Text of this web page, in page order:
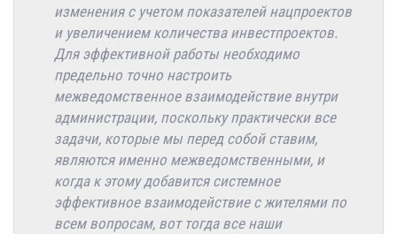
изменения с учетом показателей нацпроектов
и увеличением количества инвестпроектов.
Для эффективной работы необходимо
предельно точно настроить
межведомственное взаимодействие внутри
администрации, поскольку практически все
задачи, которые мы перед собой ставим,
являются именно межведомственными, и
когда к этому добавится системное
эффективное взаимодействие с жителями по
всем вопросам, вот тогда все наши